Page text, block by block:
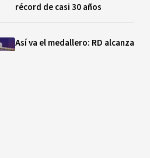
récord de casi 30 años
Así va el medallero: RD alcanza